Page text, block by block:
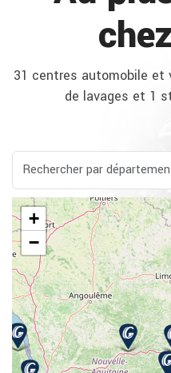
31 centres automobile
de lavages et 1
+
−